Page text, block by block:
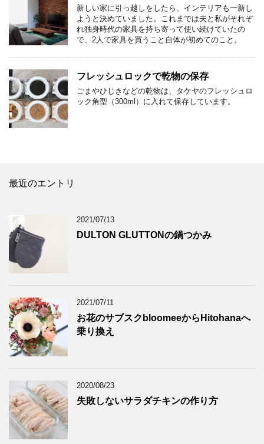
新しい家に引っ越しをしたら、インテリアも一新し
ようと決めていました。これまでは夫と私がそれぞ
れ独身時代の家具を持ち寄って使い続けていたの
で、2人で家具を買うこと自体が初めてのこと。
フレッシュロックで乾物の保存
ごまやひじきなどの乾物は、タケヤのフレッシュロ
ック角型（300ml）に入れて保存しています。
最近のエントリ
2021/07/13
DULTON GLUTTONの鍋つかみ
2021/07/11
お花のサブスクbloomeeからHitohanaへ
乗り換え
2020/08/23
失敗しないサラダチキンの作り方